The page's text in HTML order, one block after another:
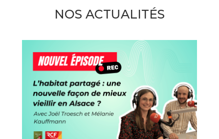
NOS ACTUALITÉS